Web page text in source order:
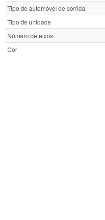
Tipo de automóvel de corrida
Tipo de unidade
Número de eixos
Cor